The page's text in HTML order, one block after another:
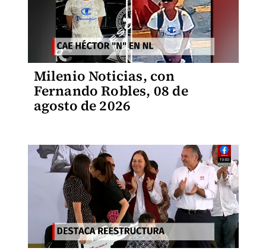
Milenio Noticias, con
Fernando Robles, 08 de
agosto de 2026